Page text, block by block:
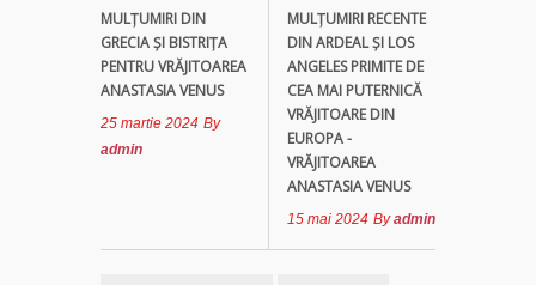
MULŢUMIRI DIN
GRECIA ȘI BISTRIȚA
PENTRU VRĂJITOAREA
ANASTASIA VENUS
25 martie 2024 By
admin
MULŢUMIRI RECENTE
DIN ARDEAL ȘI LOS
ANGELES PRIMITE DE
CEA MAI PUTERNICĂ
VRĂJITOARE DIN
EUROPA -
VRĂJITOAREA
ANASTASIA VENUS
15 mai 2024 Byadmin